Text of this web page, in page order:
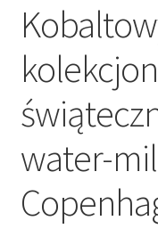
water-